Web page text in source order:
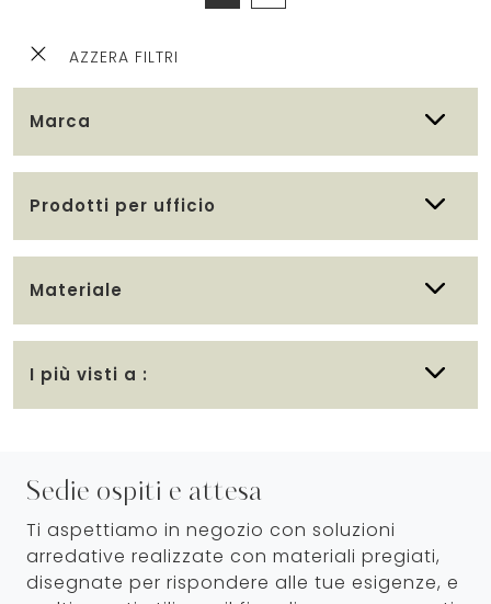
AZZERA FILTRI
Marca
Prodotti per ufficio
Materiale
I più visti a :
Sedie ospiti e attesa
Ti aspettiamo in negozio con soluzioni
arredative realizzate con materiali pregiati,
disegnate per rispondere alle tue esigenze, e